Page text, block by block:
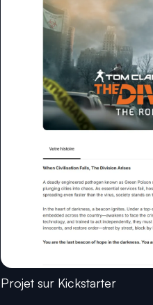
Projet sur Kickstarter